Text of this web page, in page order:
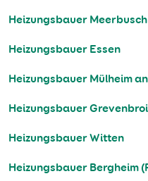
Heizungsbauer Meerbusch
Heizungsbauer Essen
Heizungsbauer Mülheim
Heizungsbauer
Heizungsbauer Witten
Heizungsbauer Bergheim